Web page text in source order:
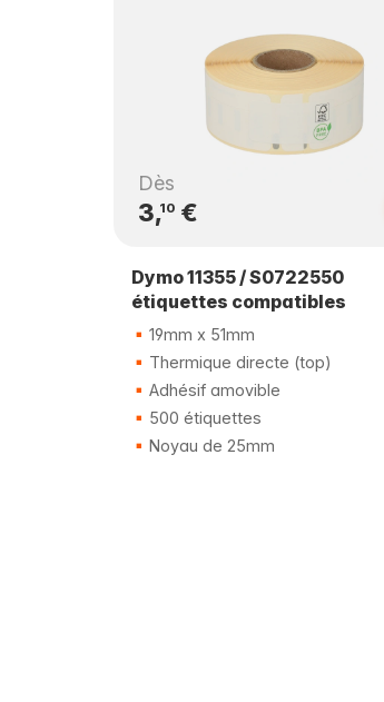
Dès
3,10€
Dymo 11355 / S0722550
étiquettes compatibles
19mm x 51mm
Thermique directe (top)
Adhésif amovible
500 étiquettes
Noyau de 25mm